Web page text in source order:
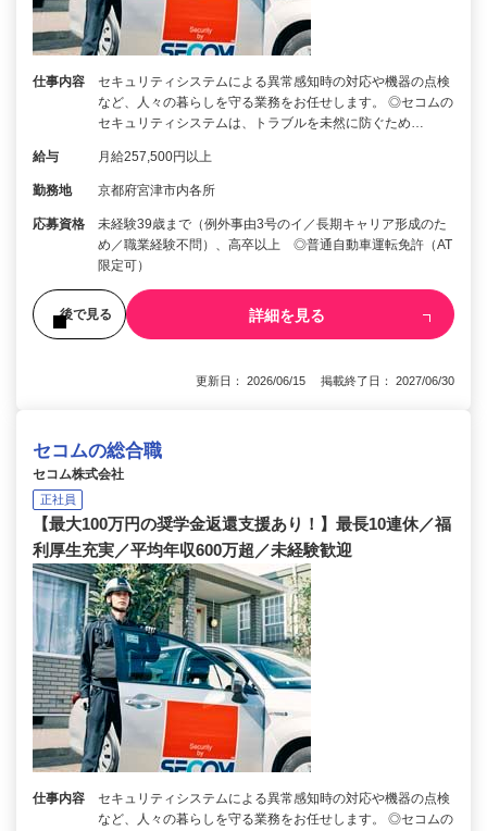
仕事内容
セキュリティシステムによる異常感知時の対応や機器の点検
など、人々の暮らしを守る業務をお任せします。 ◎セコムの
セキュリティシステムは、トラブルを未然に防ぐため…
給与 月給257,500円以上
勤務地 京都府宮津市内各所
応募資格
未経験39歳まで（例外事由3号のイ／長期キャリア形成のた
め／職業経験不問）、高卒以上 ◎普通自動車運転免許（AT
限定可）
後で見る 詳細を見る
更新日： 2026/06/15 掲載終了日： 2027/06/30
セコムの総合職
セコム株式会社
正社員
【最大100万円の奨学金返還支援あり！】最長10連休／福
利厚生充実／平均年収600万超／未経験歓迎
仕事内容
セキュリティシステムによる異常感知時の対応や機器の点検
など、人々の暮らしを守る業務をお任せします。 ◎セコムの